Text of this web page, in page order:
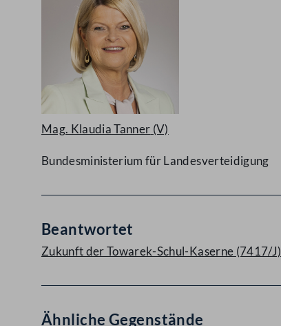
Mag. Klaudia Tanner (V)
Bundesministerium für Landesverteidigung
Beantwortet
Zukunft der Towarek-Schul-Kaserne (7417/J)
Ähnliche Gegenstände